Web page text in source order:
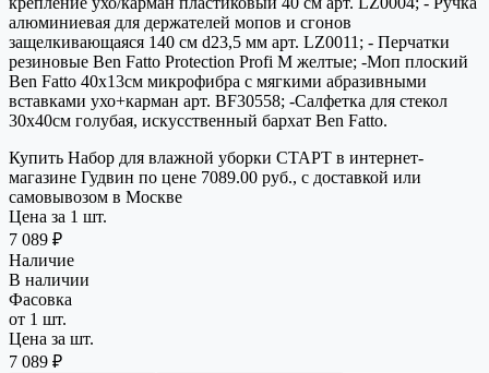
алюминиевая для держателей мопов и сгонов
защелкивающаяся 140 см d23,5 мм арт. LZ0011; - Перчатки
резиновые Ben Fatto Protection Profi M желтые; -Моп плоский
Ben Fatto 40х13см микрофибра с мягкими абразивными
вставками ухо+карман арт. BF30558; -Салфетка для стекол
30х40см голубая, искусственный бархат Ben Fatto.
Купить Набор для влажной уборки СТАРТ в интернет-
магазине Гудвин по цене 7089.00 руб., с доставкой или
самовывозом в Москве
Цена за 1 шт.
7 089 ₽
Наличие
В наличии
Фасовка
от 1 шт.
Цена за шт.
7 089 ₽